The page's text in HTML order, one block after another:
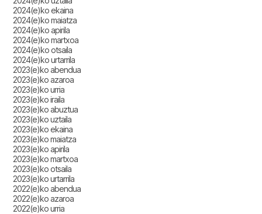
2024(e)ko ekaina
2024(e)ko maiatza
2024(e)ko apirila
2024(e)ko martxoa
2024(e)ko otsaila
2024(e)ko urtarrila
2023(e)ko abendua
2023(e)ko azaroa
2023(e)ko urria
2023(e)ko iraila
2023(e)ko abuztua
2023(e)ko uztaila
2023(e)ko ekaina
2023(e)ko maiatza
2023(e)ko apirila
2023(e)ko martxoa
2023(e)ko otsaila
2023(e)ko urtarrila
2022(e)ko abendua
2022(e)ko azaroa
2022(e)ko urria